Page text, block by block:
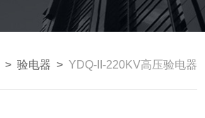
> 验电器 > YDQ-II-220KV高压验电器